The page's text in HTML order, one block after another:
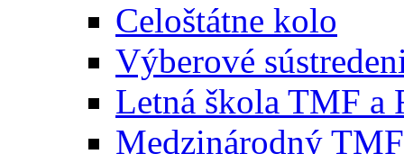
Celoštátne kolo
Výberové
Letná škola TMF a
Medzinárodný TMF